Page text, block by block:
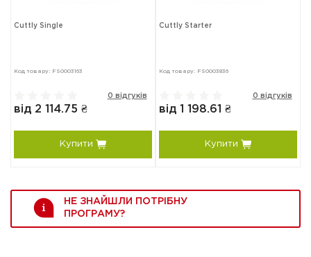
Cuttly Single
Код товару: FS0003163
0 відгуків
від 2 114.75 ₴
Купити
Cuttly Starter
Код товару: FS0003836
0 відгуків
від 1 198.61 ₴
Купити
НЕ ЗНАЙШЛИ ПОТРІБНУ
ПРОГРАМУ?